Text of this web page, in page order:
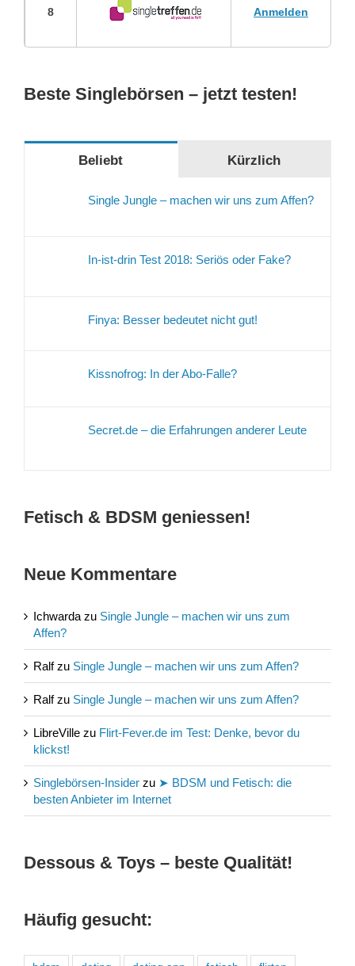
8 Anmelden
Beste Singlebörsen – jetzt testen!
Beliebt Kürzlich
Single Jungle – machen wir uns zum Affen?
In-ist-drin Test 2018: Seriös oder Fake?
Finya: Besser bedeutet nicht gut!
Kissnofrog: In der Abo-Falle?
Secret.de – die Erfahrungen anderer Leute
Fetisch & BDSM geniessen!
Neue Kommentare
Ichwarda zu Single Jungle – machen wir uns zum
Affen?
Ralfzu Single Jungle – machen wir uns zum Affen?
Ralfzu Single Jungle – machen wir uns zum Affen?
LibreVille zu Flirt-Fever.de im Test: Denke, bevor du
klickst!
Singlebörsen-Insider zu ➤ BDSM und Fetisch: die
besten Anbieter im Internet
Dessous & Toys – beste Qualität!
Häufig gesucht: